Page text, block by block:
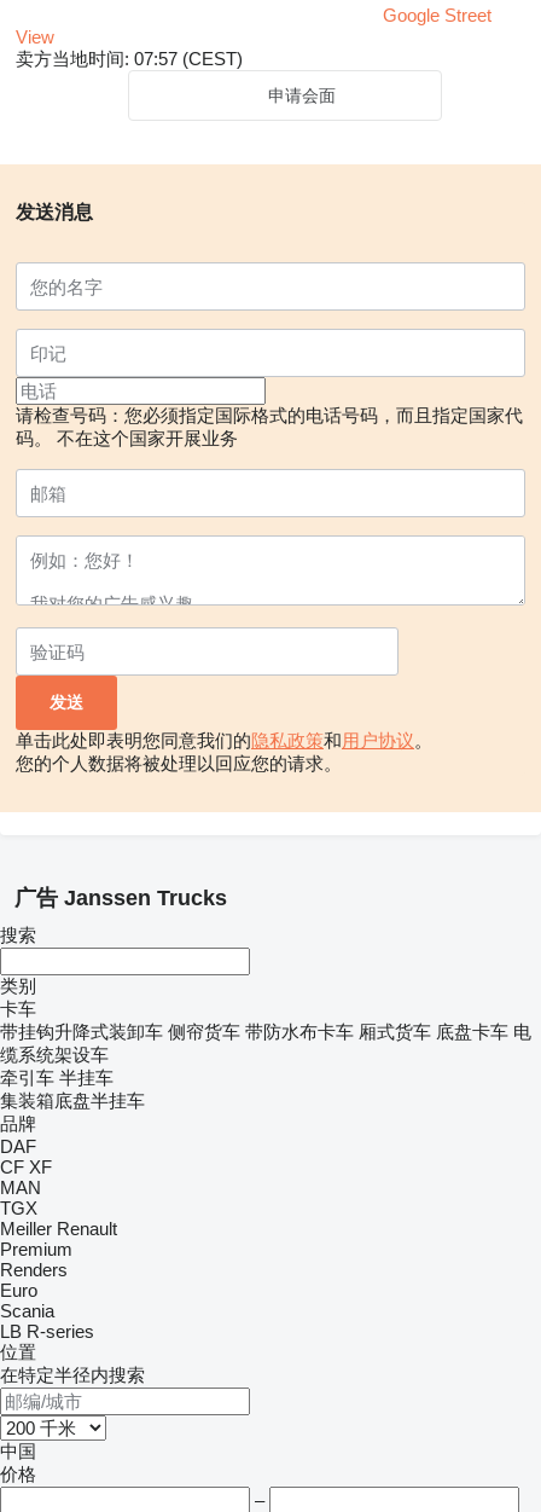
Google Street
View
卖方当地时间: 07:57 (CEST)
申请会面
发送消息
请检查号码：您必须指定国际格式的电话号码，而且指定国家代
码。
不在这个国家开展业务
单击此处即表明您同意我们的隐私政策和用户协议。
您的个人数据将被处理以回应您的请求。
广告 Janssen Trucks
搜索
类别
卡车
带挂钩升降式装卸车 侧帘货车 带防水布卡车 厢式货车 底盘卡车 电
缆系统架设车
牵引车 半挂车
集装箱底盘半挂车
品牌
DAF
CF XF
MAN
TGX
Meiller Renault
Premium
Renders
Euro
Scania
LB R-series
位置
在特定半径内搜索
中国
价格
–